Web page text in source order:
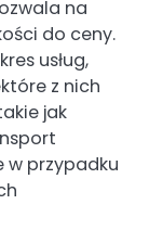
na
do ceny.
usług,
z nich
jak
w przypadku